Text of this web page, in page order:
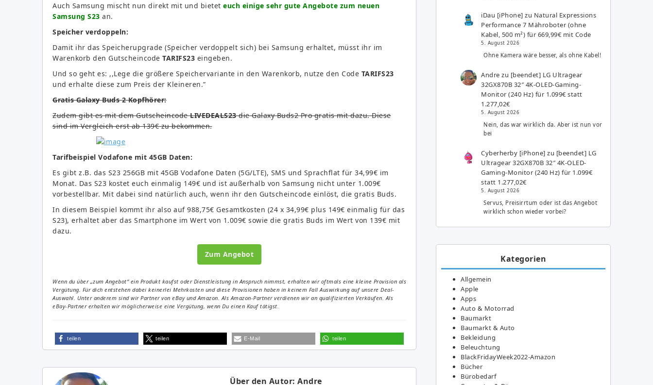
Auch Samsung mischt nun direkt mit und bietet euch einige sehr gute Angebote zum neuen
Samsung S23 an.
Speicher verdoppeln:
Damit ihr das Speicherupgrade (Speicher verdoppelt sich) bei Samsung erhaltet, müsst ihr im
Warenkorb den Gutscheincode TARIFS23 eingeben.
Und so geht es: ,,Lege die größere Speichervariante in den Warenkorb, nutze den Code TARIFS23
und erhalte diese zum Preis der Kleineren.”
Gratis Galaxy Buds 2 Kopfhörer:
Zudem gibt es mit dem GutscheincodeLIVEDEALS23die Galaxy Buds2 Pro gratis mit dazu. Diese
sind im Vergleich erst ab 139€ zu bekommen.
Tarifbeispiel Vodafone mit 45GB Daten:
Es gibt z.B. das S23 256GB mit 45GB Vodafone Daten (5G/LTE), SMS und Sprachflat für 34,99€ im
Monat. Das S23 kostet euch einmalig 149€ und ist außerhalb von Samsung nicht unter 1.009€
vorbestellbar. Mit dabei sind natürlich auch, wenn ihr den Gutscheincode einlöst, die gratis Buds.
In diesem Beispiel kommt ihr also auf 988,75€ Gesamtkosten (24 x 34,99€ plus 149€ einmalig für das
S23), erhaltet aber das Smartphone im Wert von 1.009€ sowie die gratis Buds im Wert von 139€ mit
dazu.
Zum Angebot
Wenn du über „zum Angebot“ ein Produkt kaufst oder Dienstleistung in Anspruch nimmst, erhalten wir oftmals eine kleine Provision als
Vergütung. Für dich entstehen dabei keinerlei Mehrkosten und diese Provisionen haben in keinem Fall Auswirkung auf unsere Deal-
Auswahl. Unter anderem sind wir Partner von eBay und Amazon. Als Amazon-Partner verdienen wir an qualifizierten Verkäufen. Als
eBay-Partner erhalten wir möglicherweise eine Vergütung, wenn Du einen Kauf tätigst.
teilen teilen E-Mail teilen
Über den Autor: Andre
iDau [iPhone] zu Natural Expressions
Performance 7 Mähroboter (ohne
Kabel, 500 m²) für 669,99€ mit Code
5. August 2026
Ohne Kamera wäre besser, als ohne Kabel!
Andre zu [beendet] LG Ultragear
32GX870B 32″ 4K-OLED-Gaming-
Monitor (240 Hz) für 1.099€ statt
1.277,02€
5. August 2026
Nein, das war wirklich da. Aber ist nun vor
bei
Cyberherby [iPhone] zu [beendet] LG
Ultragear 32GX870B 32″ 4K-OLED-
Gaming-Monitor (240 Hz) für 1.099€
statt 1.277,02€
5. August 2026
Servus, Preisirrtum oder ist das Angebot
wirklich schon wieder vorbei?
Kategorien
Allgemein
Apple
Apps
Auto & Motorrad
Baumarkt
Baumarkt & Auto
Bekleidung
Beleuchtung
BlackFridayWeek2022-Amazon
Bücher
Bürobedarf